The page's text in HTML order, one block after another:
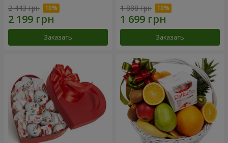
2 443 грн
Заказать
1 888 грн
Заказать